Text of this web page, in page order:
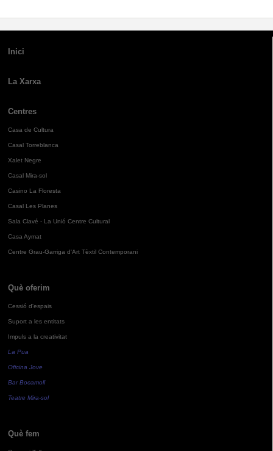
Inici
La Xarxa
Centres
Casa de Cultura
Casal Torreblanca
Xalet Negre
Casal Mira-sol
Casino La Floresta
Casal Les Planes
Sala Clavé - La Unió Centre Cultural
Casa Aymat
Centre Grau-Garriga d'Art Tèxtil Contemporani
Què oferim
Cessió d'espais
Suport a les entitats
Impuls a la creativitat
La Pua
Oficina Jove
Bar Bocamoll
Teatre Mira-sol
Què fem